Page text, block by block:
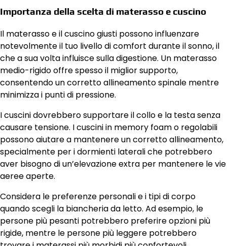
Importanza della scelta di materasso e cuscino
Il materasso e il cuscino giusti possono influenzare
notevolmente il tuo livello di comfort durante il sonno, il
che a sua volta influisce sulla digestione. Un materasso
medio-rigido offre spesso il miglior supporto,
consentendo un corretto allineamento spinale mentre
minimizza i punti di pressione.
I cuscini dovrebbero supportare il collo e la testa senza
causare tensione. I cuscini in memory foam o regolabili
possono aiutare a mantenere un corretto allineamento,
specialmente per i dormienti laterali che potrebbero
aver bisogno di un’elevazione extra per mantenere le vie
aeree aperte.
Considera le preferenze personali e i tipi di corpo
quando scegli la biancheria da letto. Ad esempio, le
persone più pesanti potrebbero preferire opzioni più
rigide, mentre le persone più leggere potrebbero